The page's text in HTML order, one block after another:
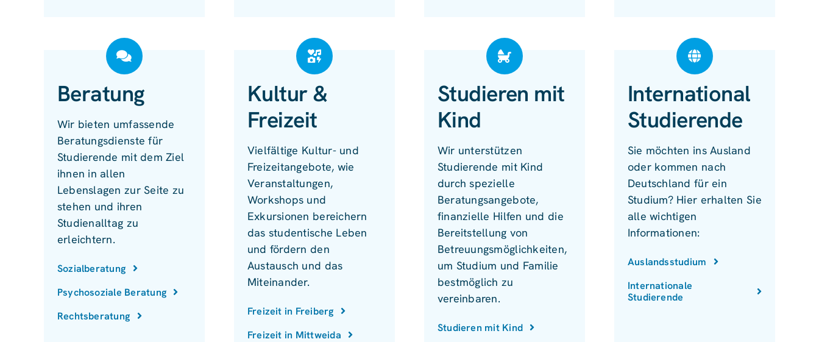
Beratung
Wir bieten umfassende
Beratungsdienste für
Studierende mit dem Ziel
ihnen in allen
Lebenslagen zur Seite zu
stehen und ihren
Studienalltag zu
erleichtern.
Sozialberatung
Psychosoziale Beratung
Rechtsberatung
Kultur &
Freizeit
Vielfältige Kultur- und
Freizeitangebote, wie
Veranstaltungen,
Workshops und
Exkursionen bereichern
das studentische Leben
und fördern den
Austausch und das
Miteinander.
Freizeit in Freiberg
Freizeit in Mittweida
Studieren mit
Kind
Wir unterstützen
Studierende mit Kind
durch spezielle
Beratungsangebote,
finanzielle Hilfen und die
Bereitstellung von
Betreuungsmöglichkeiten,
um Studium und Familie
bestmöglich zu
vereinbaren.
Studieren mit Kind
International
Studierende
Sie möchten ins Ausland
oder kommen nach
Deutschland für ein
Studium? Hier erhalten Sie
alle wichtigen
Informationen:
Auslandsstudium
Internationale
Studierende